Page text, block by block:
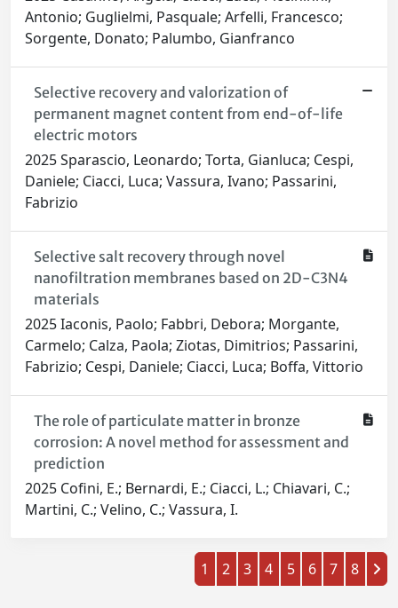
Antonio; Guglielmi, Pasquale; Arfelli, Francesco;
Sorgente, Donato; Palumbo, Gianfranco
Selective recovery and valorization of
permanent magnet content from end-of-life
electric motors
2025 Sparascio, Leonardo; Torta, Gianluca; Cespi,
Daniele; Ciacci, Luca; Vassura, Ivano; Passarini,
Fabrizio
Selective salt recovery through novel
nanofiltration membranes based on 2D-C3N4
materials
2025 Iaconis, Paolo; Fabbri, Debora; Morgante,
Carmelo; Calza, Paola; Ziotas, Dimitrios; Passarini,
Fabrizio; Cespi, Daniele; Ciacci, Luca; Boffa, Vittorio
The role of particulate matter in bronze
corrosion: A novel method for assessment and
prediction
2025 Cofini, E.; Bernardi, E.; Ciacci, L.; Chiavari, C.;
Martini, C.; Velino, C.; Vassura, I.
1 2 3 4 5 6 7 8